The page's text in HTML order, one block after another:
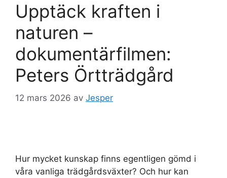
Upptäck kraften i
naturen –
dokumentärfilmen:
Peters Örtträdgård
12 mars 2026 av Jesper
Hur mycket kunskap finns egentligen gömd i
våra vanliga trädgårdsväxter? Och hur kan